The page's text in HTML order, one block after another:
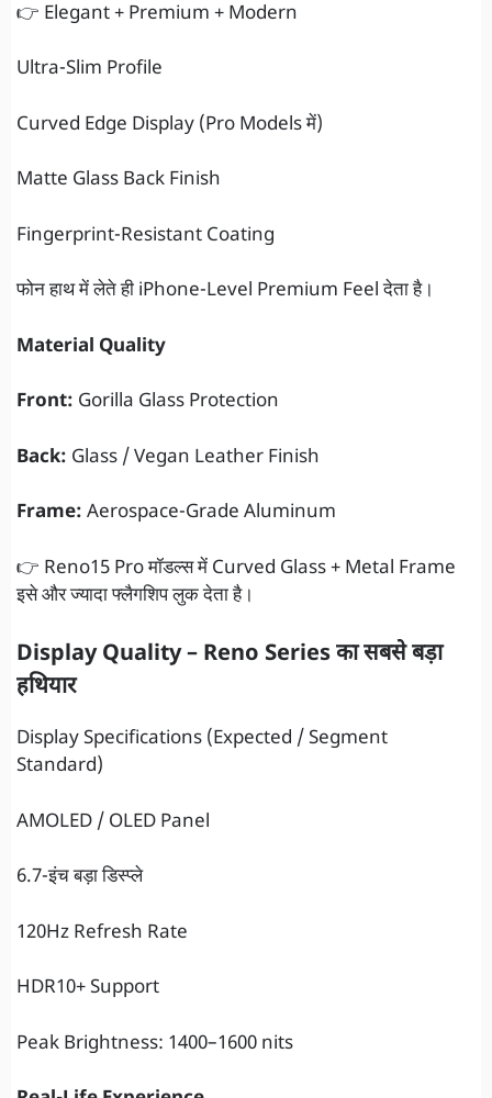
👉 Elegant + Premium + Modern
Ultra-Slim Profile
Curved Edge Display (Pro Models में)
Matte Glass Back Finish
Fingerprint-Resistant Coating
फोन हाथ में लेते ही iPhone-Level Premium Feel देता है।
Material Quality
Front: Gorilla Glass Protection
Back: Glass / Vegan Leather Finish
Frame: Aerospace-Grade Aluminum
👉 Reno15 Pro मॉडल्स में Curved Glass + Metal Frame
इसे और ज्यादा फ्लैगशिप लुक देता है।
Display Quality – Reno Series का सबसे बड़ा
हथियार
Display Specifications (Expected / Segment
Standard)
AMOLED / OLED Panel
6.7-इंच बड़ा डिस्प्ले
120Hz Refresh Rate
HDR10+ Support
Peak Brightness: 1400–1600 nits